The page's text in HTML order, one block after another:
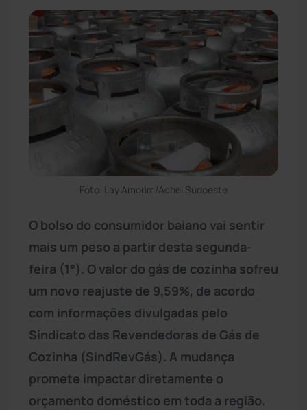
Foto: Lay Amorim/Achei Sudoeste
O bolso do consumidor baiano vai sentir
mais um peso a partir desta segunda-
feira (1°). O valor do gás de cozinha sofreu
um novo reajuste de 9,59%, de acordo
com informações divulgadas pelo
Sindicato das Revendedoras de Gás de
Cozinha (SindRevGás). A mudança
promete impactar diretamente o
orçamento doméstico em toda a região.